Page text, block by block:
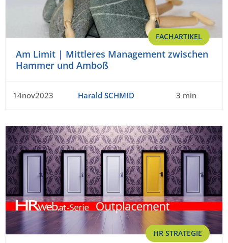
FACHARTIKEL
Am Limit | Mittleres Management zwischen
Hammer und Amboß
14nov2023 Harald SCHMID 3 min
HR STRATEGIE